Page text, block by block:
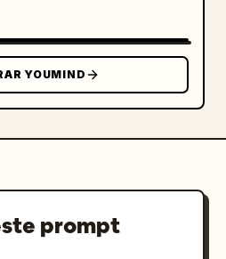
YOUMIND
prompt